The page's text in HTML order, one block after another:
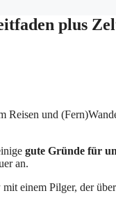
plus
Reisen und
gute Gründe für
an.
mit einem Pilger, der